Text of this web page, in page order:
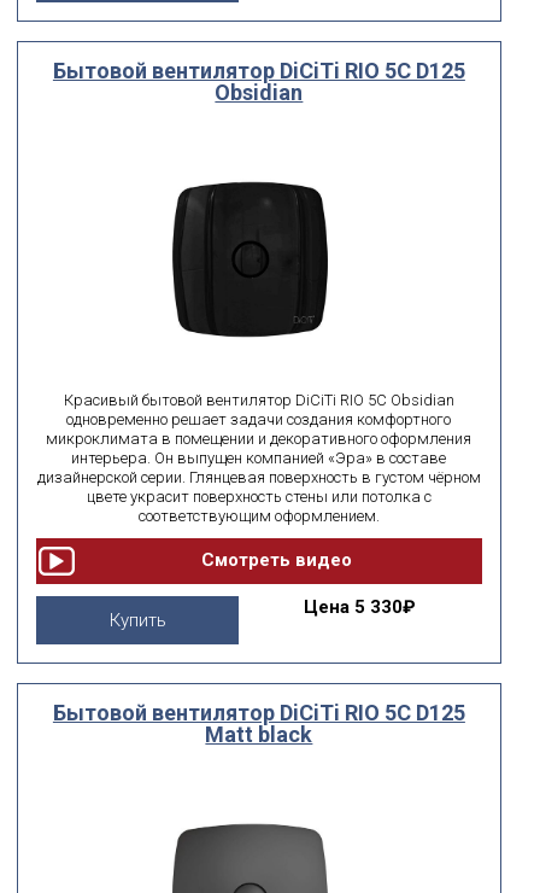
Бытовой вентилятор DiCiTi RIO 5C D125
Obsidian
Красивый бытовой вентилятор DiCiTi RIO 5C Obsidian
одновременно решает задачи создания комфортного
микроклимата в помещении и декоративного оформления
интерьера. Он выпущен компанией «Эра» в составе
дизайнерской серии. Глянцевая поверхность в густом чёрном
цвете украсит поверхность стены или потолка с
соответствующим оформлением.
Купить
Цена 5 330₽
Бытовой вентилятор DiCiTi RIO 5C D125
Matt black